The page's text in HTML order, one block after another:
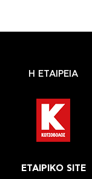
Η ΕΤΑΙΡΕΙΑ
ΕΤΑΙΡΙΚΟ SITE